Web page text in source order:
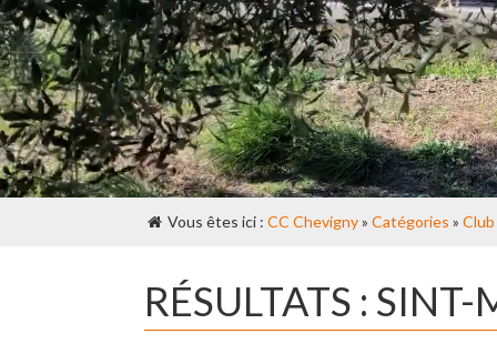
Vous êtes ici : CC Chevigny» Catégories » Club
RÉSULTATS :